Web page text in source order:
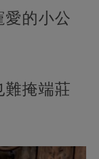
愛的小公
難掩端莊